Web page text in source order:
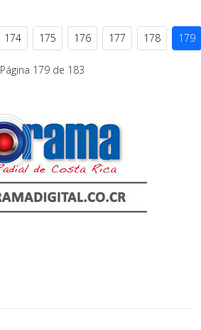
174 175 176 177 178 179
Página 179 de 183